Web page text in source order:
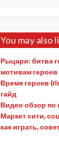
You may also
Рыцари: битва
мотивам героев
Время героев
гайд
Видео обзор по
Маркет сити,
как играть,